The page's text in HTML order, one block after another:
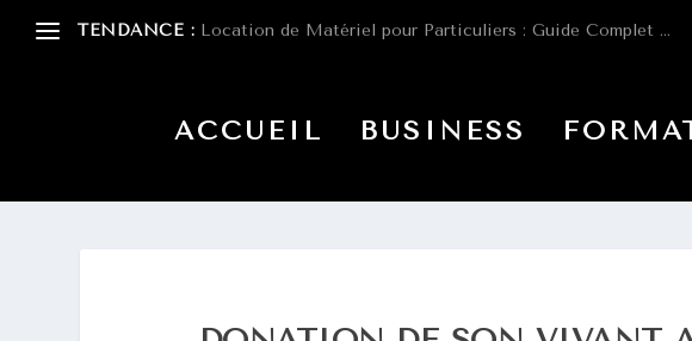
TENDANCE : Location de Matériel pour Particuliers : Guide Complet ...
ACCUEIL BUSINESS